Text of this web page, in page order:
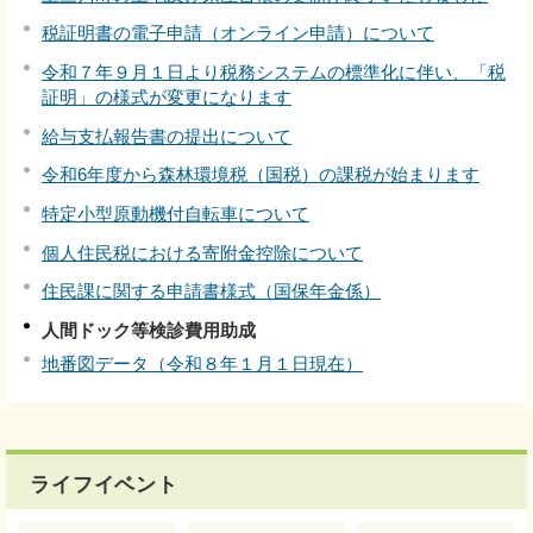
税証明書の電子申請（オンライン申請）について
令和７年９月１日より税務システムの標準化に伴い、「税
証明」の様式が変更になります
給与支払報告書の提出について
令和6年度から森林環境税（国税）の課税が始まります
特定小型原動機付自転車について
個人住民税における寄附金控除について
住民課に関する申請書様式（国保年金係）
人間ドック等検診費用助成
地番図データ（令和８年１月１日現在）
ライフイベント